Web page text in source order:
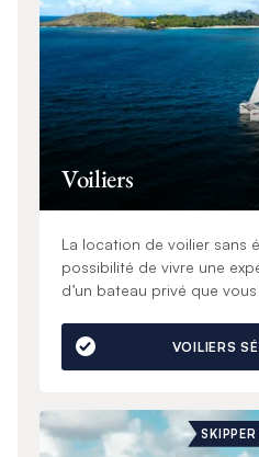
Voiliers
La location de voilier sans
possibilité de vivre une
d’un bateau privé que
VOILIERS